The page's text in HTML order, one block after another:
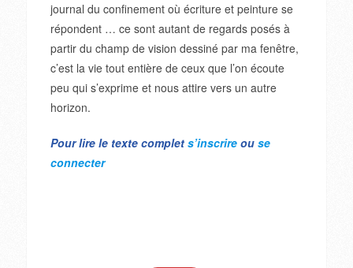
journal du confinement où écriture et peinture se
répondent … ce sont autant de regards posés à
partir du champ de vision dessiné par ma fenêtre,
c’est la vie tout entière de ceux que l’on écoute
peu qui s’exprime et nous attire vers un autre
horizon.
Pour lire le texte complet s’inscrireou se
connecter